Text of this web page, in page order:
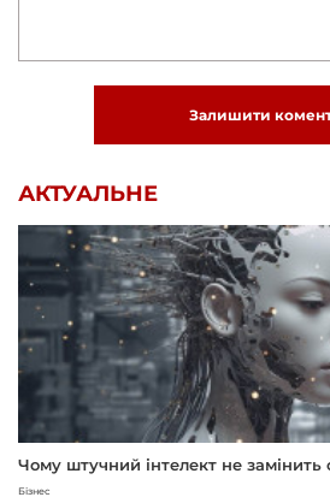
Залишити
АКТУАЛЬНЕ
Чому штучний інтелект не замінить
Бізнес